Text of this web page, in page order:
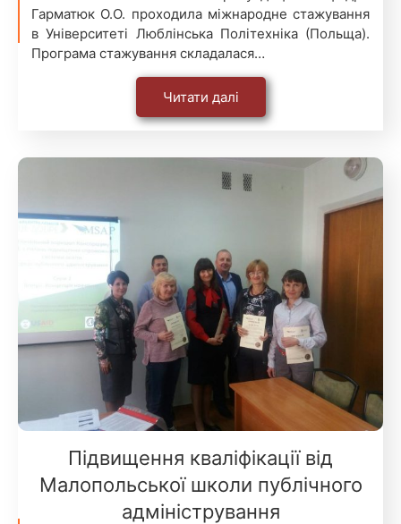
Гарматюк О.О. проходила міжнародне стажування
в Університеті Люблінська Політехніка (Польща).
Програма стажування складалася…
Читати далі
Підвищення кваліфікації від
Малопольської школи публічного
адміністрування